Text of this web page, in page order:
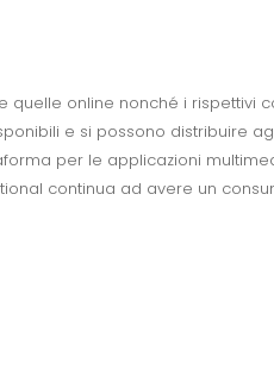
quelle online nonché i
e si possono distribuire
per le applicazioni
continua ad avere un